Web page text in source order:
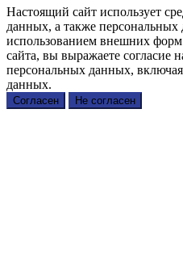
Настоящий сайт использует
данных, а также
использованием внешних
сайта, вы выражаете согласие
персональных данных,
данных.
Согласен Не согласен